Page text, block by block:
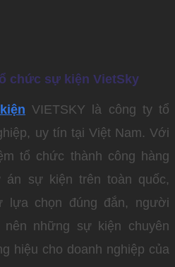
chức sự kiện VietSky
VIETSKY là công ty tổ
uy tín tại Việt Nam. Với
tổ chức thành công hàng
sự kiện trên toàn quốc,
lựa chọn đúng đắn, người
những sự kiện chuyên
hiệu cho doanh nghiệp của